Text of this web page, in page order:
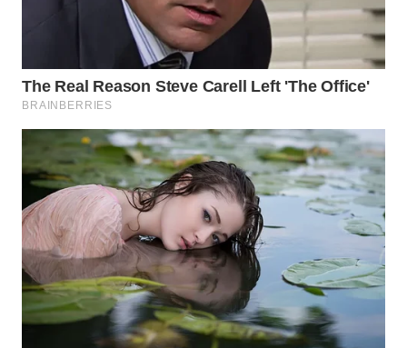
TIMUR
WN
SEMARANG
WN
SOLO
WN
BOROBUDUR
WN